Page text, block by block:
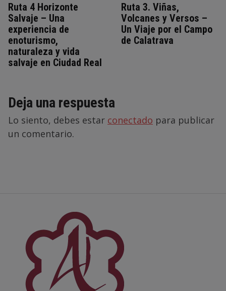
Ruta 4 Horizonte
Salvaje – Una
experiencia de
enoturismo,
naturaleza y vida
salvaje en Ciudad Real
Ruta 3. Viñas,
Volcanes y Versos –
Un Viaje por el Campo
de Calatrava
Deja una respuesta
Lo siento, debes estar conectado para publicar
un comentario.